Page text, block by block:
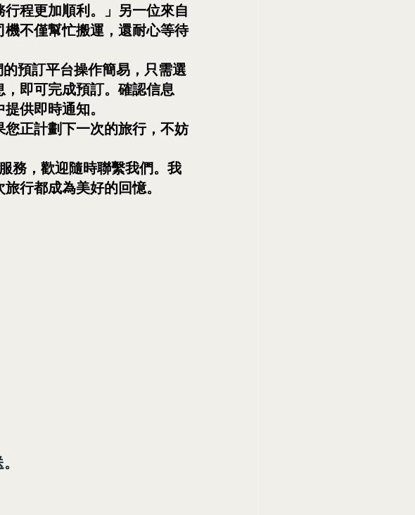
程更加順利。」另一位來自
不僅幫忙搬運，還耐心等待
預訂平台操作簡易，只需選
即可完成預訂。確認信息
供即時通知。
正計劃下一次的旅行，不妨
務，歡迎隨時聯繫我們。我
行都成為美好的回憶。